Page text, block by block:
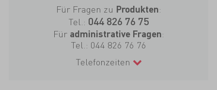
Für Fragen zu Produkten:
Tel.: 044 826 76 75
Für administrative Fragen:
Tel.: 044 826 76 76
Telefonzeiten